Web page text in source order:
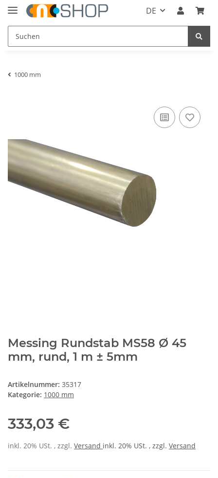
DE
1000 mm
Messing Rundstab MS58 Ø 45
mm, rund, 1 m ± 5mm
Artikelnummer: 35317
Kategorie: 1000 mm
333,03 €
inkl. 20% USt. , zzgl. Versand inkl. 20% USt. , zzgl. Versand